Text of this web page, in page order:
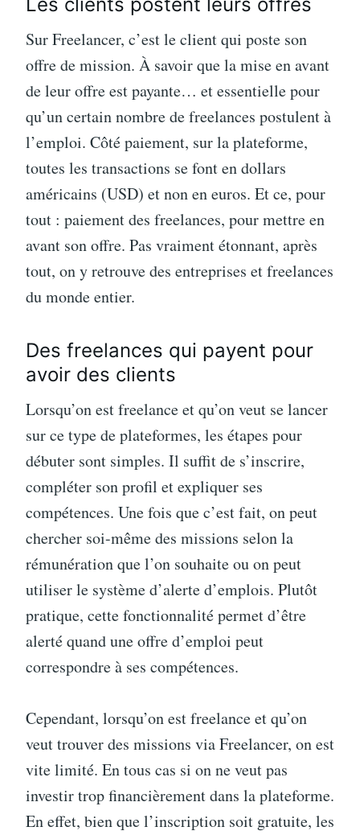
Les clients postent leurs offres
Sur Freelancer, c’est le client qui poste son
offre de mission. À savoir que la mise en avant
de leur offre est payante… et essentielle pour
qu’un certain nombre de freelances postulent à
l’emploi. Côté paiement, sur la plateforme,
toutes les transactions se font en dollars
américains (USD) et non en euros. Et ce, pour
tout : paiement des freelances, pour mettre en
avant son offre. Pas vraiment étonnant, après
tout, on y retrouve des entreprises et freelances
du monde entier.
Des freelances qui payent pour
avoir des clients
Lorsqu’on est freelance et qu’on veut se lancer
sur ce type de plateformes, les étapes pour
débuter sont simples. Il suffit de s’inscrire,
compléter son profil et expliquer ses
compétences. Une fois que c’est fait, on peut
chercher soi-même des missions selon la
rémunération que l’on souhaite ou on peut
utiliser le système d’alerte d’emplois. Plutôt
pratique, cette fonctionnalité permet d’être
alerté quand une offre d’emploi peut
correspondre à ses compétences.
Cependant, lorsqu’on est freelance et qu’on
veut trouver des missions via Freelancer, on est
vite limité. En tous cas si on ne veut pas
investir trop financièrement dans la plateforme.
En effet, bien que l’inscription soit gratuite, les